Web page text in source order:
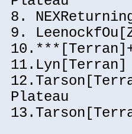
8.
9.
Plateau